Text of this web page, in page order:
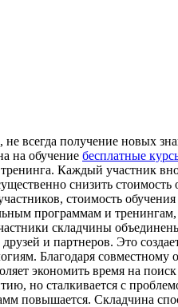
всегда получение новых
на обучение бесплатные
Каждый участник
снизить
стоимость
программам и
складчины
и партнеров. Это
Благодаря
экономить время на
но сталкивается с
повышается. Складчина